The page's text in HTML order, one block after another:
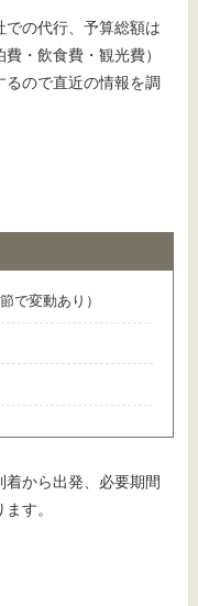
の代行、予算総額は
・飲食費・観光費）
ので直近の情報を調
で変動あり）
から出発、必要期間
す。